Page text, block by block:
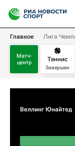
Главное Лига
Матч-
центр
Теннис
Завершен
Веллинг Юнайтед